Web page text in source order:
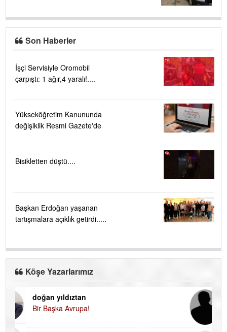
Son Haberler
İşçi Servisiyle Oromobil
çarpıştı: 1 ağır,4 yaralı!....
Yükseköğretim Kanununda
değişiklik Resmi Gazete'de
Bisikletten düştü....
Başkan Erdoğan yaşanan
tartışmalara açıklık getirdi.....
Köşe Yazarlarımız
doğan yıldıztan
Bir Başka Avrupa!